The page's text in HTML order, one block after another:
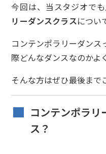
今回は、当スタジオで
リーダンスクラスについ
コンテンポラリーダンス
際どんなダンスなのか
そんな方はぜひ最後まで
コンテンポラリ
ス？